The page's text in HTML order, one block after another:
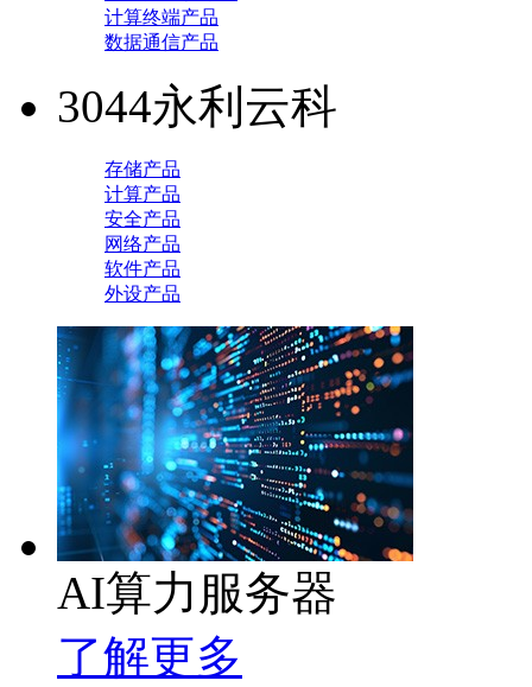
计算终端产品
数据通信产品
3044永利云科
存储产品
计算产品
安全产品
网络产品
软件产品
外设产品
AI算力服务器
了解更多